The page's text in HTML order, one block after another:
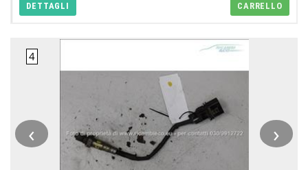
DETTAGLI CARRELLO
‹ ›